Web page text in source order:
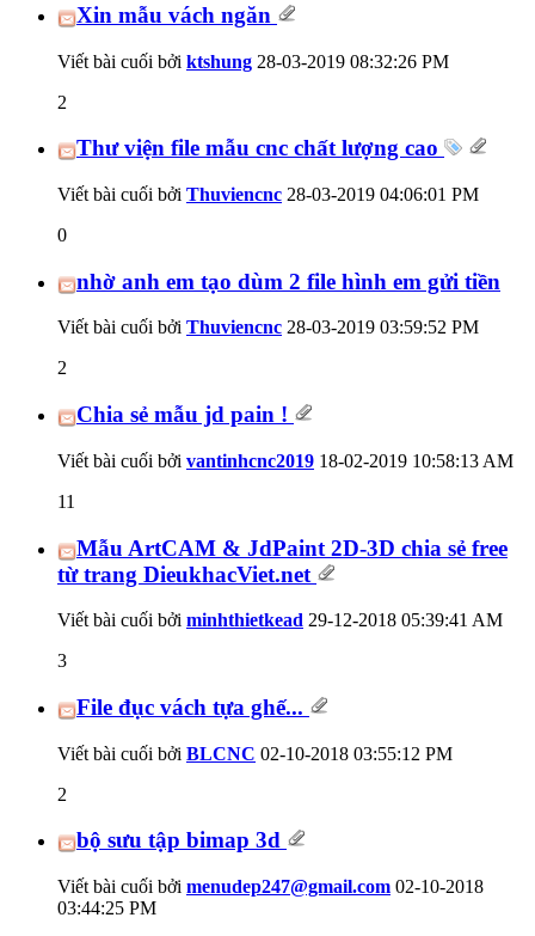
Xin mẫu vách ngăn
Viết bài cuối bởi ktshung 28-03-2019 08:32:26 PM
2
Thư viện file mẫu cnc chất lượng cao
Viết bài cuối bởi Thuviencnc 28-03-2019 04:06:01 PM
0
nhờ anh em tạo dùm 2 file hình em gửi tiền
Viết bài cuối bởi Thuviencnc 28-03-2019 03:59:52 PM
2
Chia sẻ mẫu jd pain !
Viết bài cuối bởi vantinhcnc2019 18-02-2019 10:58:13 AM
11
Mẫu ArtCAM & JdPaint 2D-3D chia sẻ free
từ trang DieukhacViet.net
Viết bài cuối bởi minhthietkead 29-12-2018 05:39:41 AM
3
File đục vách tựa ghế...
Viết bài cuối bởi BLCNC 02-10-2018 03:55:12 PM
2
bộ sưu tập bimap 3d
Viết bài cuối bởi menudep247@gmail.com 02-10-2018
03:44:25 PM